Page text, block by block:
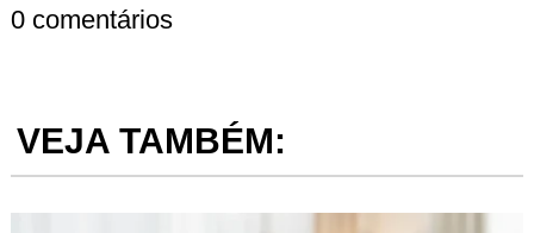
0 comentários
VEJA TAMBÉM: